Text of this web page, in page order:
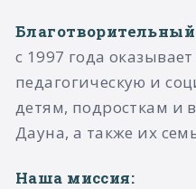
с 1997 года
педагогическую и
детям, подросткам и
Дауна, а также их
Наша миссия: